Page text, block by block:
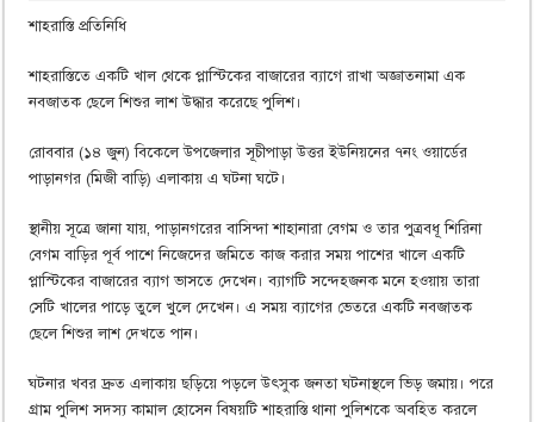
শাহরাস্তি প্রতিনিধি
শাহরাস্তিতে একটি খাল থেকে প্লাস্টিকের বাজারের ব্যাগে রাখা অজ্ঞাতনামা এক
নবজাতক ছেলে শিশুর লাশ উদ্ধার করেছে পুলিশ।
রোববার (১৪ জুন) বিকেলে উপজেলার সূচীপাড়া উত্তর ইউনিয়নের ৭নং ওয়ার্ডের
পাড়ানগর (মিজী বাড়ি) এলাকায় এ ঘটনা ঘটে।
স্থানীয় সূত্রে জানা যায়, পাড়ানগরের বাসিন্দা শাহানারা বেগম ও তার পুত্রবধূ শিরিনা
বেগম বাড়ির পূর্ব পাশে নিজেদের জমিতে কাজ করার সময় পাশের খালে একটি
প্লাস্টিকের বাজারের ব্যাগ ভাসতে দেখেন। ব্যাগটি সন্দেহজনক মনে হওয়ায় তারা
সেটি খালের পাড়ে তুলে খুলে দেখেন। এ সময় ব্যাগের ভেতরে একটি নবজাতক
ছেলে শিশুর লাশ দেখতে পান।
ঘটনার খবর দ্রুত এলাকায় ছড়িয়ে পড়লে উৎসুক জনতা ঘটনাস্থলে ভিড় জমায়। পরে
গ্রাম পুলিশ সদস্য কামাল হোসেন বিষয়টি শাহরাস্তি থানা পুলিশকে অবহিত করলে